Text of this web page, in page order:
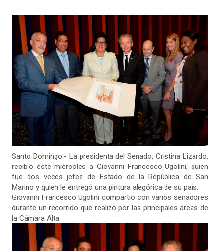
Santo Domingo.- La presidenta del Senado, Cristina Lizardo,
recibió éste miércoles a Giovanni Francesco Ugolini, quien
fue dos veces jefes de Estado de la República de San
Marino y quien le entregó una pintura alegórica de su país.
Giovanni Francesco Ugolini compartió con varios senadores
durante un recorrido que realizó por las principales áreas de
la Cámara Alta.